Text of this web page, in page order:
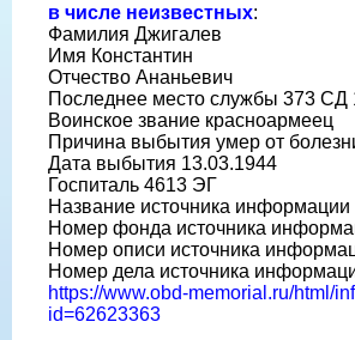
в числе неизвестных:
Фамилия Джигалев
Имя Константин
Отчество Ананьевич
Последнее место службы 373 СД
Воинское звание красноармеец
Причина выбытия умер от
Дата выбытия 13.03.1944
Госпиталь 4613 ЭГ
Название источника
Номер фонда источника
Номер описи источника
Номер дела источника
https://www.obd-memorial.ru/html/
id=62623363